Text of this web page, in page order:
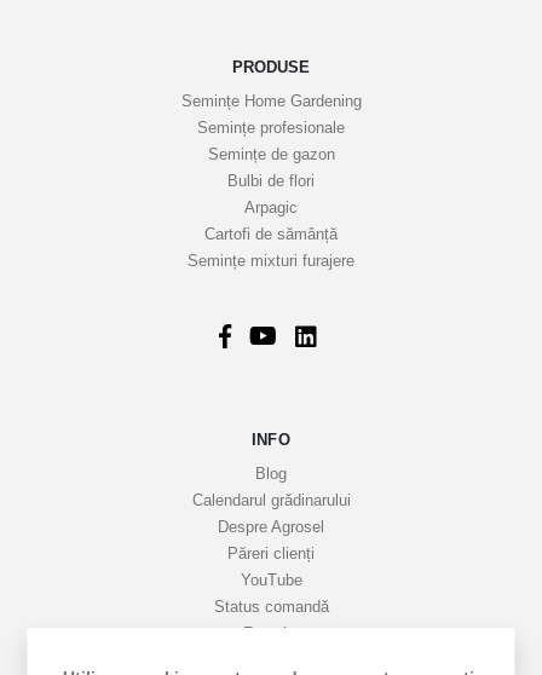
PRODUSE
Semințe Home Gardening
Semințe profesionale
Semințe de gazon
Bulbi de flori
Arpagic
Cartofi de sămânță
Semințe mixturi furajere
INFO
Blog
Calendarul grădinarului
Despre Agrosel
Păreri clienți
YouTube
Status comandă
Favorite